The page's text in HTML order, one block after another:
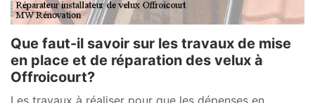
Que faut-il savoir sur les travaux de mise
en place et de réparation des velux à
Offroicourt?
Les travaux à réaliser pour que les dépenses en